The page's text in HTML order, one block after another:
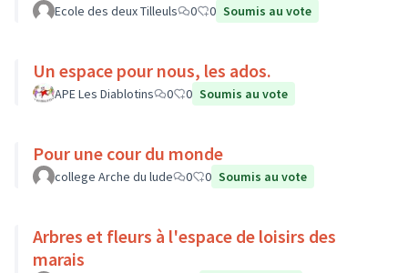
Ecole des deux Tilleuls 0 0 Soumis au vote
Un espace pour nous, les ados.
APE Les Diablotins 0 0 Soumis au vote
Pour une cour du monde
college Arche du lude 0 0 Soumis au vote
Arbres et fleurs à l'espace de loisirs des
marais